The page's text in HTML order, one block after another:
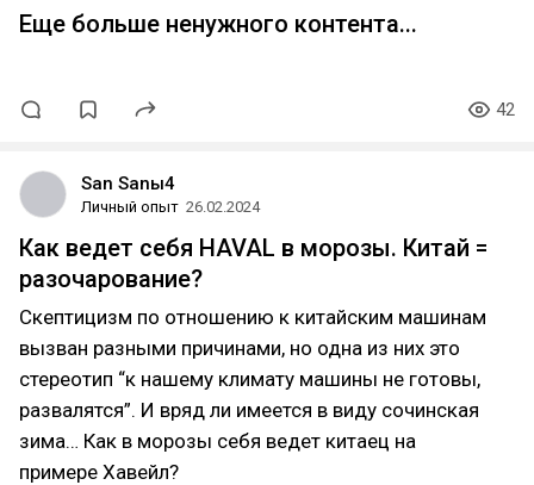
рекомендаций Chrome
Еще больше ненужного контента...
42
San Sanы4
Личный опыт 26.02.2024
Как ведет себя HAVAL в морозы. Китай =
разочарование?
Скептицизм по отношению к китайским машинам
вызван разными причинами, но одна из них это
стереотип “к нашему климату машины не готовы,
развалятся”. И вряд ли имеется в виду сочинская
зима… Как в морозы себя ведет китаец на
примере Хавейл?